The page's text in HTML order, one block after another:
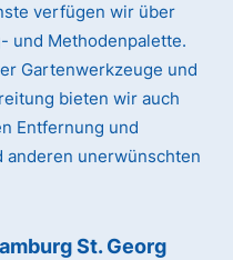
verfügen wir über
und Methodenpalette.
Gartenwerkzeuge und
bieten wir auch
Entfernung und
anderen unerwünschten
St. Georg